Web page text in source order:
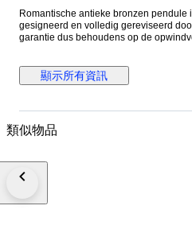
Romantische antieke bronzen pendule
gesigneerd en volledig gereviseerd
garantie dus behoudens op de
Puntgaaf emaille wijzerplaat. Uiteraard
verpakt en verzekerd verstuurd. Een eventuele koper dient er rekening
specifieke behandeling, het hangen,
worden. Het door u gekochte uurwerk is in mijn woning afgeregeld en
in/aan hangt) nodig is. Natuurlijk altijd
顯示所有資訊
類似物品